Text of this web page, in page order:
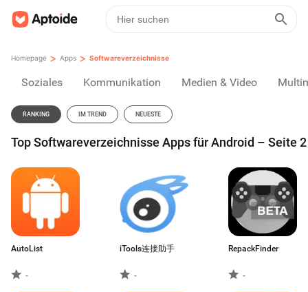
Homepage > Apps > Softwareverzeichnisse
Soziales Kommunikation Medien & Video
RANKING IM TREND NEUESTE
Top Softwareverzeichnisse Apps für Android – Seite 2
AutoList
-
iTools连接助手
-
RepackFinder
-